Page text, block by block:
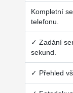
Kompletní
telefonu.
✓ Zadání
sekund.
✓ Přehled